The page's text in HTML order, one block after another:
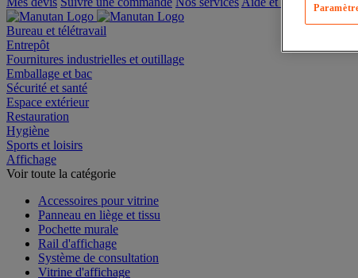
Mes devis Suivre une commande Nos services Aide et contact
Bureau et télétravail
Entrepôt
Fournitures industrielles et outillage
Emballage et bac
Sécurité et santé
Espace extérieur
Restauration
Hygiène
Sports et loisirs
Affichage
Accessoires pour vitrine
Panneau en liège et tissu
Pochette murale
Rail d'affichage
Système de consultation